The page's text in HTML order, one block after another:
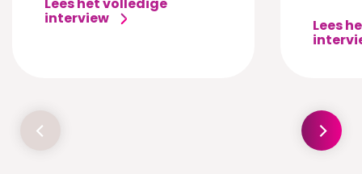
Lees het volledige
interview Lees